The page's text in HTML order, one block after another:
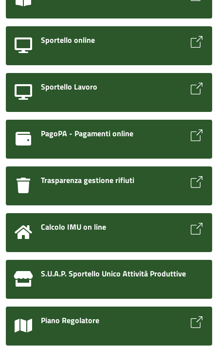
Sportello online
Sportello Lavoro
PagoPA - Pagamenti online
Trasparenza gestione rifiuti
Calcolo IMU on line
S.U.A.P. Sportello Unico Attività Produttive
Piano Regolatore